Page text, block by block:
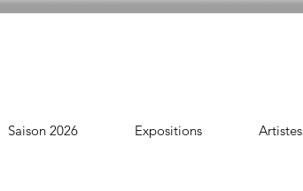
Saison 2026 Expositions Artistes